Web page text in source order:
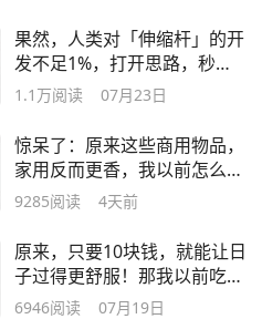
果然，人类对「伸缩杆」的开
发不足1%，打开思路，秒变
收纳神器！
1.1万阅读 07月23日
惊呆了：原来这些商用物品，
家用反而更香，我以前怎么没
想到？
9285阅读 4天前
原来，只要10块钱，就能让日
子过得更舒服！那我以前吃的
苦算什么
6946阅读 07月19日